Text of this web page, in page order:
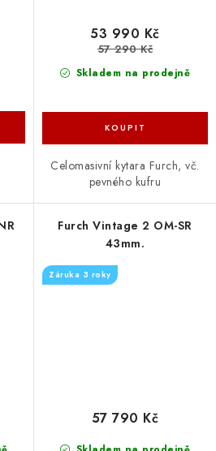
Skladem na prodejně
53 990 Kč
57 290 Kč
Celomasivní kytara Furch, vč.
pevného kufru
Furch Vintage 2 OM-SR
43mm.
Záruka 3 roky
57 790 Kč